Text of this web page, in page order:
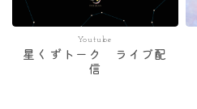
Youtube
星くずトーク ライブ配
信